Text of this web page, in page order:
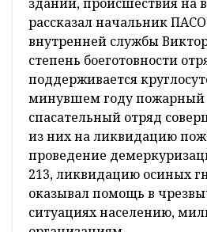
зданий, происшествия на
рассказал начальник
внутренней службы
степень боеготовности
поддерживается
минувшем году пожарный
спасательный отряд
из них на ликвидацию
проведение
213, ликвидацию осиных
оказывал помощь в
ситуациях населению,